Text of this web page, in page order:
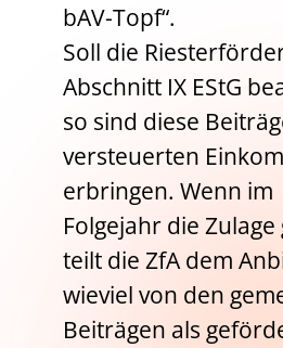
bAV-Topf“.
Soll die
Abschnitt IX EStG
so sind diese
versteuerten
erbringen. Wenn im
Folgejahr die
teilt die ZfA dem
wieviel von den
Beiträgen als